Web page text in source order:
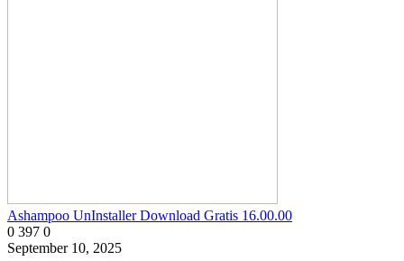
Ashampoo UnInstaller Download Gratis 16.00.00
0 397 0
September 10, 2025